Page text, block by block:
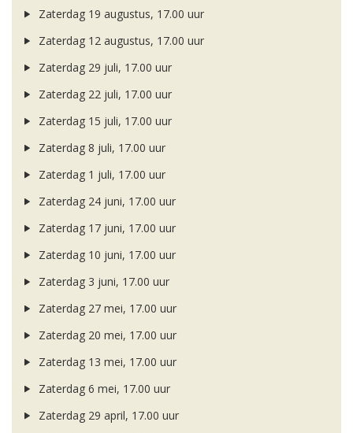
Zaterdag 19 augustus, 17.00 uur
Zaterdag 12 augustus, 17.00 uur
Zaterdag 29 juli, 17.00 uur
Zaterdag 22 juli, 17.00 uur
Zaterdag 15 juli, 17.00 uur
Zaterdag 8 juli, 17.00 uur
Zaterdag 1 juli, 17.00 uur
Zaterdag 24 juni, 17.00 uur
Zaterdag 17 juni, 17.00 uur
Zaterdag 10 juni, 17.00 uur
Zaterdag 3 juni, 17.00 uur
Zaterdag 27 mei, 17.00 uur
Zaterdag 20 mei, 17.00 uur
Zaterdag 13 mei, 17.00 uur
Zaterdag 6 mei, 17.00 uur
Zaterdag 29 april, 17.00 uur